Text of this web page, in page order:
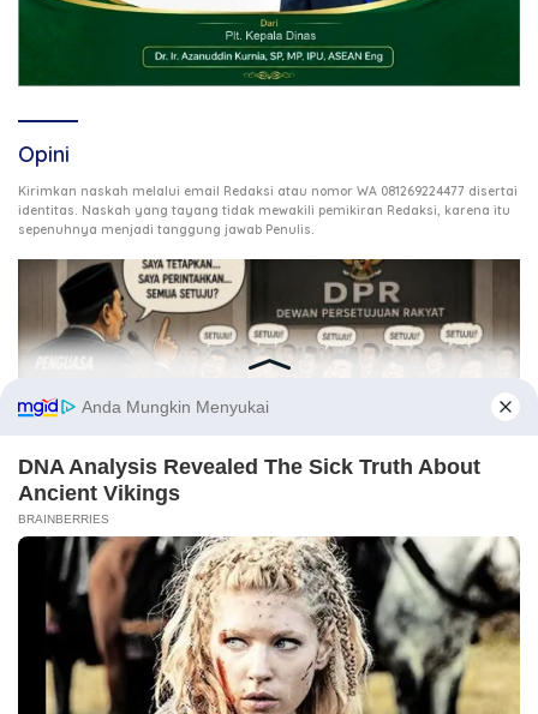
Opini
Kirimkan naskah melalui email Redaksi atau nomor WA 081269224477 disertai
identitas. Naskah yang tayang tidak mewakili pemikiran Redaksi, karena itu
sepenuhnya menjadi tanggung jawab Penulis
3 Agustus 2026
Ketika DPR Kehilangan Daya Kontrol, Siapa Mengawasi
Kekuasaan?
Tiga Agenda Penentu Masa Depan Aceh